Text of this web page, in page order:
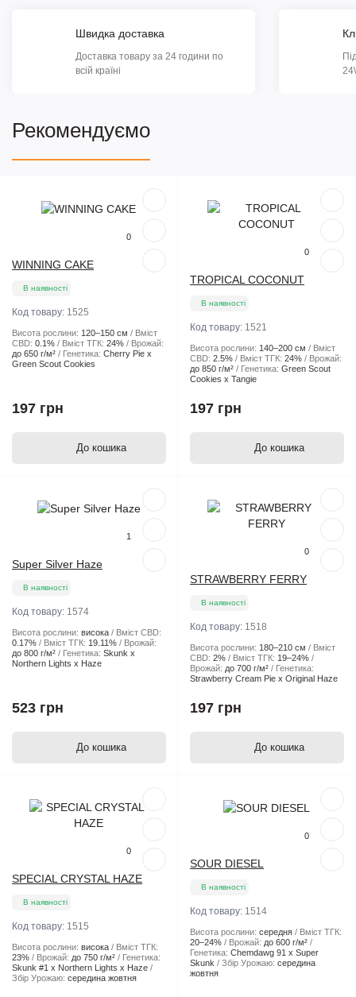
Швидка доставка
Доставка товару за 24 години по
всій країні
Рекомендуємо
0
WINNING CAKE
В наявності
Код товару: 1525
Висота рослини: 120–150 см
Вміст
CBD: 0.1% Вміст ТГК: 24%
Врожай:
до 650 г/м²
Генетика: Cherry Pie x
Green Scout Cookies
197 грн
До кошика
0
TROPICAL COCONUT
В наявності
Код товару: 1521
Висота рослини: 140–200 см
Вміст
CBD: 2.5% Вміст ТГК: 24%
Врожай:
до 850 г/м²
Генетика: Green Scout
Cookies x Tangie
197 грн
До кошика
1
Super Silver Haze
В наявності
Код товару: 1574
Висота рослини: висока
Вміст CBD:
0.17%
Вміст ТГК: 19.11%
Врожай:
до 800 г/м²
Генетика: Skunk x
Northern Lights x Haze
523 грн
До кошика
0
STRAWBERRY FERRY
В наявності
Код товару: 1518
Висота рослини: 180–210 см
Вміст
CBD: 2% Вміст ТГК: 19–24%
Врожай: до 700 г/м²
Генетика:
Strawberry Cream Pie x Original Haze
197 грн
До кошика
0
SPECIAL CRYSTAL HAZE
В наявності
Код товару: 1515
Висота рослини: висока
Вміст ТГК:
23%
Врожай: до 750 г/м²
Генетика:
Skunk #1 x Northern Lights x Haze
Збір Урожаю: середина жовтня
0
SOUR DIESEL
В наявності
Код товару: 1514
Висота рослини: середня
Вміст ТГК:
20–24%
Врожай: до 600 г/м²
Генетика: Chemdawg 91 x Super
Skunk
Збір Урожаю: середина
жовтня